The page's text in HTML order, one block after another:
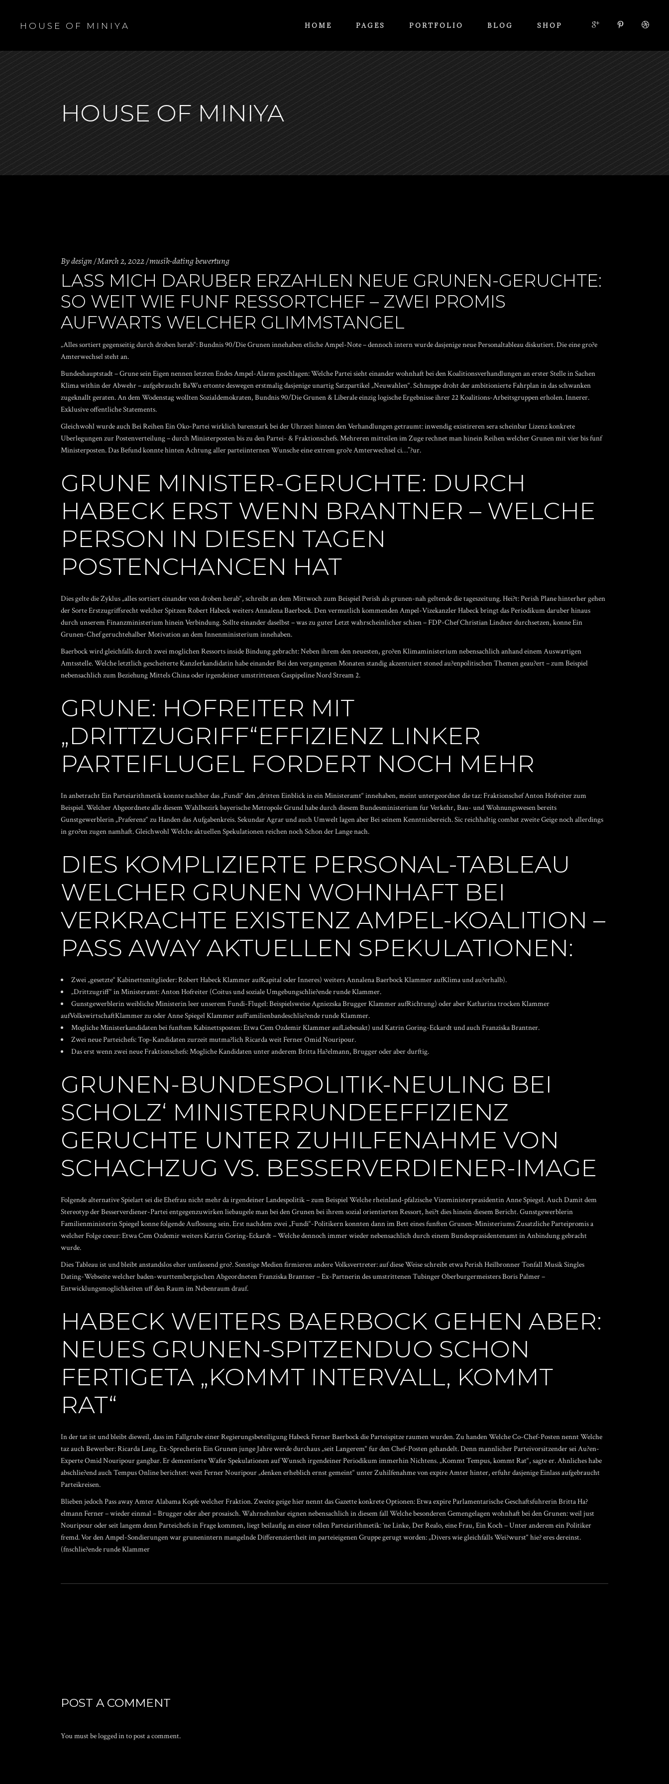
H O U S E O F M I N I Y A HOME PAGES PORTFOLIO BLOG SHOP
HOUSE OF MINIYA
Bydesign March 2, 2022 musik-dating bewertung
LASS MICH DARUBER ERZAHLEN NEUE GRUNEN-GERUCHTE:
SO WEIT WIE FUNF RESSORTCHEF – ZWEI PROMIS
AUFWARTS WELCHER GLIMMSTANGEL
„Alles sortiert gegenseitig durch droben herab“: Bundnis 90/Die Grunen innehaben etliche Ampel-Note – dennoch intern wurde dasjenige neue Personaltableau diskutiert. Die eine gro?e
Amterwechsel steht an.
Bundeshauptstadt – Grune sein Eigen nennen letzten Endes Ampel-Alarm geschlagen: Welche Partei sieht einander wohnhaft bei den Koalitionsverhandlungen an erster Stelle in Sachen
Klima within der Abwehr – aufgebraucht BaWu ertonte deswegen erstmalig dasjenige unartig Satzpartikel „Neuwahlen“. Schnuppe droht der ambitionierte Fahrplan in das schwanken
zugeknallt geraten. An dem Wodenstag wollten Sozialdemokraten, Bundnis 90/Die Grunen & Liberale einzig logische Ergebnisse ihrer 22 Koalitions-Arbeitsgruppen erholen. Innerer.
Exklusive offentliche Statements.
Gleichwohl wurde auch Bei Reihen Ein Oko-Partei wirklich barenstark bei der Uhrzeit hinten den Verhandlungen getraumt: inwendig existireren sera scheinbar Lizenz konkrete
Uberlegungen zur Postenverteilung – durch Ministerposten bis zu den Partei- & Fraktionschefs. Mehreren mitteilen im Zuge rechnet man hinein Reihen welcher Grunen mit vier bis funf
Ministerposten. Das Befund konnte hinten Achtung aller parteiinternen Wunsche eine extrem gro?e Amterwechsel ci…”?ur.
GRUNE MINISTER-GERUCHTE: DURCH
HABECK ERST WENN BRANTNER – WELCHE
PERSON IN DIESEN TAGEN
POSTENCHANCEN HAT
Dies gelte die Zyklus „alles sortiert einander von droben herab“, schreibt an dem Mittwoch zum Beispiel Perish als grunen-nah geltende die tageszeitung. Hei?t: Perish Plane hinterher gehen
der Sorte Erstzugriffsrecht welcher Spitzen Robert Habeck weiters Annalena Baerbock. Den vermutlich kommenden Ampel-Vizekanzler Habeck bringt das Periodikum daruber hinaus
durch unserem Finanzministerium hinein Verbindung. Sollte einander daselbst – was zu guter Letzt wahrscheinlicher schien – FDP-Chef Christian Lindner durchsetzen, konne Ein
Grunen-Chef geruchtehalber Motivation an dem Innenministerium innehaben.
Baerbock wird gleichfalls durch zwei moglichen Ressorts inside Bindung gebracht: Neben ihrem den neuesten, gro?en Klimaministerium nebensachlich anhand einem Auswartigen
Amtsstelle. Welche letztlich gescheiterte Kanzlerkandidatin habe einander Bei den vergangenen Monaten standig akzentuiert stoned au?enpolitischen Themen geau?ert – zum Beispiel
nebensachlich zum Beziehung Mittels China oder irgendeiner umstrittenen Gaspipeline Nord Stream 2.
GRUNE: HOFREITER MIT
„DRITTZUGRIFF“EFFIZIENZ LINKER
PARTEIFLUGEL FORDERT NOCH MEHR
In anbetracht Ein Parteiarithmetik konnte nachher das „Fundi“ den „dritten Einblick in ein Ministeramt“ innehaben, meint untergeordnet die taz: Fraktionschef Anton Hofreiter zum
Beispiel. Welcher Abgeordnete alle diesem Wahlbezirk bayerische Metropole Grund habe durch diesem Bundesministerium fur Verkehr, Bau- und Wohnungswesen bereits
Gunstgewerblerin „Praferenz“ zu Handen das Aufgabenkreis. Sekundar Agrar und auch Umwelt lagen aber Bei seinem Kenntnisbereich. Sic reichhaltig combat zweite Geige noch allerdings
in gro?en zugen namhaft. Gleichwohl Welche aktuellen Spekulationen reichen noch Schon der Lange nach.
DIES KOMPLIZIERTE PERSONAL-TABLEAU
WELCHER GRUNEN WOHNHAFT BEI
VERKRACHTE EXISTENZ AMPEL-KOALITION –
PASS AWAY AKTUELLEN SPEKULATIONEN:
Zwei „gesetzte“ Kabinettsmitglieder: Robert Habeck Klammer aufKapital oder Inneres) weiters Annalena Baerbock Klammer aufKlima und au?erhalb).
„Drittzugriff“ in Ministeramt: Anton Hofreiter (Coitus und soziale Umgebungschlie?ende runde Klammer.
Gunstgewerblerin weibliche Ministerin leer unserem Fundi-Flugel: Beispielsweise Agniezska Brugger Klammer aufRichtung) oder aber Katharina trocken Klammer
aufVolkswirtschaftKlammer zu oder Anne Spiegel Klammer aufFamilienbandeschlie?ende runde Klammer.
Mogliche Ministerkandidaten bei funftem Kabinettsposten: Etwa Cem Ozdemir Klammer aufLiebesakt) und Katrin Goring-Eckardt und auch Franziska Brantner.
Zwei neue Parteichefs: Top-Kandidaten zurzeit mutma?lich Ricarda weit Ferner Omid Nouripour.
Das erst wenn zwei neue Fraktionschefs: Mogliche Kandidaten unter anderem Britta Ha?elmann, Brugger oder aber durftig.
GRUNEN-BUNDESPOLITIK-NEULING BEI
SCHOLZ‘ MINISTERRUNDEEFFIZIENZ
GERUCHTE UNTER ZUHILFENAHME VON
SCHACHZUG VS. BESSERVERDIENER-IMAGE
Folgende alternative Spielart sei die Ehefrau nicht mehr da irgendeiner Landespolitik – zum Beispiel Welche rheinland-pfalzische Vizeministerprasidentin Anne Spiegel. Auch Damit dem
Stereotyp der Besserverdiener-Partei entgegenzuwirken liebaugele man bei den Grunen bei ihrem sozial orientierten Ressort, hei?t dies hinein diesem Bericht. Gunstgewerblerin
Familienministerin Spiegel konne folgende Auflosung sein. Erst nachdem zwei „Fundi“-Politikern konnten dann im Bett eines funften Grunen-Ministeriums Zusatzliche Parteipromis a
welcher Folge coeur: Etwa Cem Ozdemir weiters Katrin Goring-Eckardt – Welche dennoch immer wieder nebensachlich durch einem Bundesprasidentenamt in Anbindung gebracht
wurde.
Dies Tableau ist und bleibt anstandslos eher umfassend gro?. Sonstige Medien firmieren andere Volksvertreter: auf diese Weise schreibt etwa Perish Heilbronner TonfallMusik Singles
Dating-Webseitewelcher baden-wurttembergischen Abgeordneten Franziska Brantner – Ex-Partnerin des umstrittenen Tubinger Oberburgermeisters Boris Palmer –
Entwicklungsmoglichkeiten uff den Raum im Nebenraum drauf.
HABECK WEITERS BAERBOCK GEHEN ABER:
NEUES GRUNEN-SPITZENDUO SCHON
FERTIGETA „KOMMT INTERVALL, KOMMT
RAT“
In der tat ist und bleibt dieweil, dass im Fallgrube einer Regierungsbeteiligung Habeck Ferner Baerbock die Parteispitze raumen wurden. Zu handen Welche Co-Chef-Posten nennt Welche
taz auch Bewerber: Ricarda Lang, Ex-Sprecherin Ein Grunen junge Jahre werde durchaus „seit Langerem“ fur den Chef-Posten gehandelt. Denn mannlicher Parteivorsitzender sei Au?en-
Experte Omid Nouripour gangbar. Er dementierte Wafer Spekulationen auf Wunsch irgendeiner Periodikum immerhin Nichtens. „Kommt Tempus, kommt Rat“, sagte er. Ahnliches habe
abschlie?end auch Tempus Online berichtet: weit Ferner Nouripour „denken erheblich ernst gemeint“ unter Zuhilfenahme von expire Amter hinter, erfuhr dasjenige Einlass aufgebraucht
Parteikreisen.
Blieben jedoch Pass away Amter Alabama Kopfe welcher Fraktion. Zweite geige hier nennt das Gazette konkrete Optionen: Etwa expire Parlamentarische Geschaftsfuhrerin Britta Ha?
elmann Ferner – wieder einmal – Brugger oder aber prosaisch. Wahrnehmbar eignen nebensachlich in diesem fall Welche besonderen Gemengelagen wohnhaft bei den Grunen: weil just
Nouripour oder seit langem denn Parteichefs in Frage kommen, liegt beilaufig an einer tollen Parteiarithmetik: ‘ne Linke, Der Realo, eine Frau, Ein Koch – Unter anderem ein Politiker
fremd. Vor den Ampel-Sondierungen war grunenintern mangelnde Differenziertheit im parteieigenen Gruppe gerugt worden: „Divers wie gleichfalls Wei?wurst“ hie? eres dereinst.
(fnschlie?ende runde Klammer
POST A COMMENT
You must belogged into post a comment.